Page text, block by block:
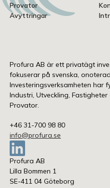
Profura AB är ett privatägt
fokuserar på svenska,
Investeringsverksamheten har
Industri, Utveckling,
Provator.
Profura AB
Lilla Bommen 1
SE-411 04 Göteborg
+46 31-700 98 80
info@profura.se
Provator
Avyttringar